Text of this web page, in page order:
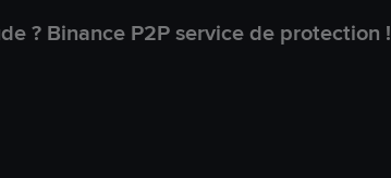
? Binance P2P service de protection !